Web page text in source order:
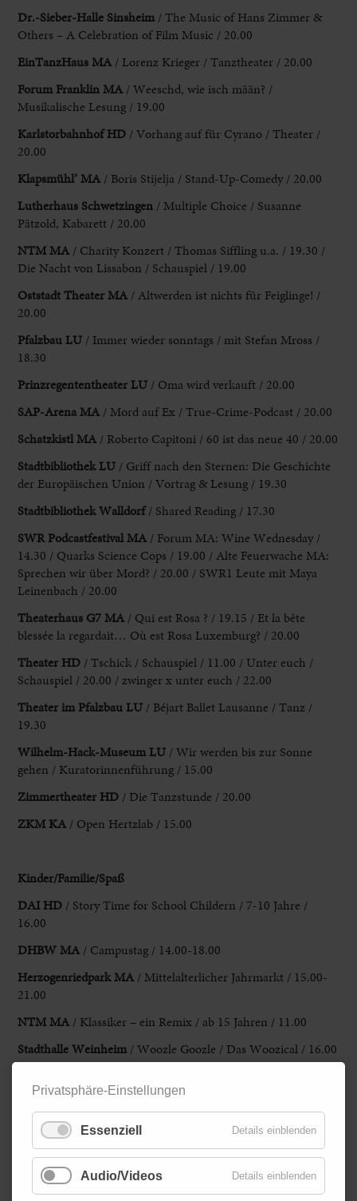
Dr.-Sieber-Halle Sinsheim / The Music of Hans Zimmer &
Others – A Celebration of Film Music / 20.00
EinTanzHaus MA / Lorenz Krieger / Tanztheater / 20.00
Forum FranklinMA / Weeschd, wie isch mään? /
Musikalische Lesung / 19.00
Karlstorbahnhof HD / Vorhang auf für Cyrano / Theater /
20.00
Klapsmühl’ MA / Boris Stijelja / Stand-Up-Comedy / 20.00
Lutherhaus Schwetzingen / Multiple Choice / Susanne
Pätzold, Kabarett / 20.00
NTM MA / Charity Konzert / Thomas Siffling u.a. / 19.30 /
Die Nacht von Lissabon / Schauspiel / 19.00
OststadtTheater MA / Altwerden ist nichts für Feiglinge! /
20.00
Pfalzbau LU / Immer wieder sonntags / mit Stefan Mross /
18.30
Prinzregententheater LU / Oma wird verkauft / 20.00
SAP-Arena MA / Mord auf Ex / True-Crime-Podcast / 20.00
Schatzkistl MA / Roberto Capitoni / 60 ist das neue 40 / 20.00
Stadtbibliothek LU / Griff nach den Sternen: Die Geschichte
der Europäischen Union / Vortrag & Lesung / 19.30
Stadtbibliothek Walldorf/ Shared Reading / 17.30
SWR Podcastfestival MA / Forum MA: Wine Wednesday /
14.30 / Quarks Science Cops / 19.00 / Alte Feuerwache MA:
Sprechen wir über Mord? / 20.00 / SWR1 Leute mit Maya
Leinenbach / 20.00
Theaterhaus G7 MA / Qui est Rosa ? / 19.15 / Et la bête
blessée la regardait… Où est Rosa Luxemburg? / 20.00
Theater HD / Tschick / Schauspiel / 11.00 / Unter euch /
Schauspiel / 20.00 / zwinger x unter euch / 22.00
Theater im Pfalzbau LU / Béjart Ballet Lausanne / Tanz /
19.30
Wilhelm-Hack-Museum LU / Wir werden bis zur Sonne
gehen / Kuratorinnenführung / 15.00
Zimmertheater HD / Die Tanzstunde / 20.00
ZKM KA / Open Hertzlab / 15.00
Kinder/Familie/Spaß
DAI HD / Story Time for School Childern / 7-10 Jahre /
16.00
DHBW MA / Campustag / 14.00-18.00
Herzogenriedpark MA / Mittelalterlicher Jahrmarkt / 15.00-
21.00
NTM MA / Klassiker – ein Remix / ab 15 Jahren / 11.00
Stadthalle Weinheim / Woozle Goozle / Das Woozical / 16.00
19.00
Zoo HD/ Bär, Schneeeule, Löwe & Co / Themenführung für
blinde & sehbehinderte Menschen / 16.00
Zurück
Privatsphäre-Einstellungen
Essenziell Details einblenden
Audio/Videos Details einblenden